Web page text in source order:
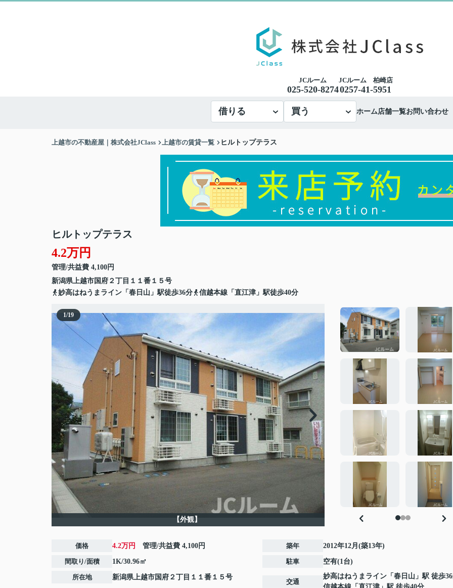
JCルーム
025-520-8274
JCルーム 柏崎店
0257-41-5951
借りる 買う ホーム店舗一覧お問い合わせ
上越市の不動産屋｜株式会社JClass 上越市の賃貸一覧 ヒルトップテラス
ヒルトップテラス
4.2万円
管理/共益費 4,100円
新潟県上越市国府 ２丁目１１番１５号
妙高はねうまライン「春日山」駅徒歩36分
信越本線「直江津」駅徒歩40分
1/19
【外観】
価格 4.2万円 管理/共益費 4,100円
間取り/面積 1K/30.96㎡
所在地 新潟県上越市国府 ２丁目１１番１５号
築年 2012年12月(築13年)
駐車 空有(1台)
交通
妙高はねうまライン 「 春日山 」駅 徒歩